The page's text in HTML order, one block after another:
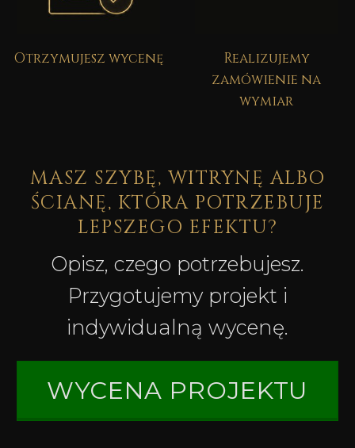
Otrzymujesz wycenę
Realizujemy
zamówienie na
wymiar
MASZ SZYBĘ, WITRYNĘ ALBO
ŚCIANĘ, KTÓRA POTRZEBUJE
LEPSZEGO EFEKTU?
Opisz, czego potrzebujesz.
Przygotujemy projekt i
indywidualną wycenę.
WYCENA PROJEKTU